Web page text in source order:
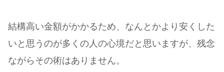
結構高い金額がかかるため、なんとかより安くした
いと思うのが多くの人の心境だと思いますが、残念
ながらその術はありません。